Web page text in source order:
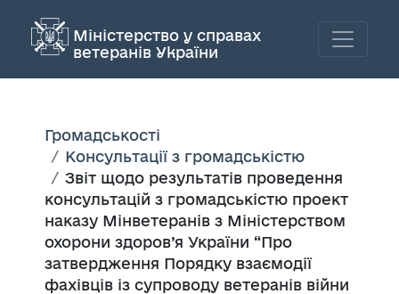
Міністерство у справах
ветеранів України
Громадськості
Консультації з громадськістю
Звіт щодо результатів проведення
консультацій з громадськістю проект
наказу Мінветеранів з Міністерством
охорони здоров’я України “Про
затвердження Порядку взаємодії
фахівців із супроводу ветеранів війни